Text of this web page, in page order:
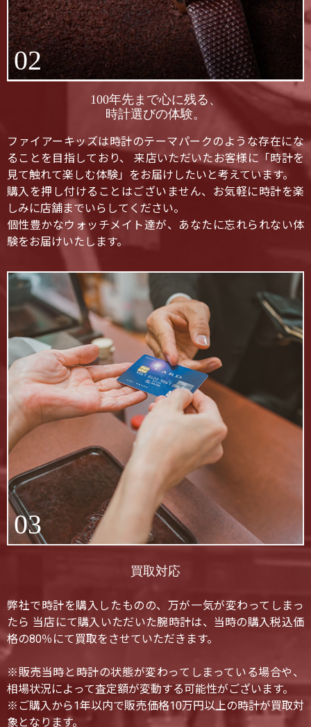
02
100年先まで心に残る、
時計選びの体験。
ファイアーキッズは時計のテーマパークのような存在にな
ることを目指しており、 来店いただいたお客様に「時計を
見て触れて楽しむ体験」をお届けしたいと考えています。
購入を押し付けることはございません、お気軽に時計を楽
しみに店舗までいらしてください。
個性豊かなウォッチメイト達が、あなたに忘れられない体
験をお届けいたします。
03
買取対応
弊社で時計を購入したものの、万が一気が変わってしまっ
たら 当店にて購入いただいた腕時計は、当時の購入税込価
格の80％にて買取をさせていただきます。
※販売当時と時計の状態が変わってしまっている場合や、
相場状況によって査定額が変動する可能性がございます。
※ご購入から1年以内で販売価格10万円以上の時計が買取対
象となります。